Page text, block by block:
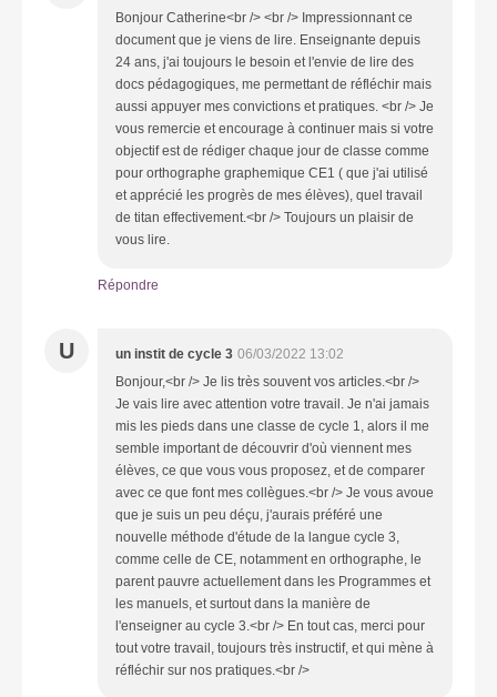
Bonjour Catherine<br /> <br /> Impressionnant ce
document que je viens de lire. Enseignante depuis
24 ans, j'ai toujours le besoin et l'envie de lire des
docs pédagogiques, me permettant de réfléchir mais
aussi appuyer mes convictions et pratiques. <br /> Je
vous remercie et encourage à continuer mais si votre
objectif est de rédiger chaque jour de classe comme
pour orthographe graphemique CE1 ( que j'ai utilisé
et apprécié les progrès de mes élèves), quel travail
de titan effectivement.<br /> Toujours un plaisir de
vous lire.
Répondre
U un instit de cycle 3 06/03/2022 13:02
Bonjour,<br /> Je lis très souvent vos articles.<br />
Je vais lire avec attention votre travail. Je n'ai jamais
mis les pieds dans une classe de cycle 1, alors il me
semble important de découvrir d'où viennent mes
élèves, ce que vous vous proposez, et de comparer
avec ce que font mes collègues.<br /> Je vous avoue
que je suis un peu déçu, j'aurais préféré une
nouvelle méthode d'étude de la langue cycle 3,
comme celle de CE, notamment en orthographe, le
parent pauvre actuellement dans les Programmes et
les manuels, et surtout dans la manière de
l'enseigner au cycle 3.<br /> En tout cas, merci pour
tout votre travail, toujours très instructif, et qui mène à
réfléchir sur nos pratiques.<br />